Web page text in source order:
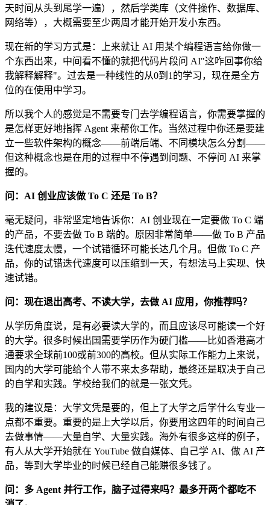
天时间从头到尾学一遍），然后学类库（文件操作、数据库、
网络等），大概需要至少两周才能开始开发小东西。
现在新的学习方式是：上来就让 AI 用某个编程语言给你做一
个东西出来，中间看不懂的就把代码片段问 AI"这咋回事你给
我解释解释"。过去是一种线性的从0到1的学习，现在是全方
位的在使用中学习。
所以我个人的感觉是不需要专门去学编程语言，你需要掌握的
是怎样更好地指挥 Agent 来帮你工作。当然过程中你还是要建
立一些软件架构的概念——前端后端、不同模块怎么分割——
但这种概念也是在用的过程中不停遇到问题、不停问 AI 来掌
握的。
问：AI 创业应该做 To C 还是 To B？
毫无疑问，非常坚定地告诉你：AI 创业现在一定要做 To C 端
的产品，不要去做 To B 端的。原因非常简单——做 To B 产品
迭代速度太慢，一个试错循环可能长达几个月。但做 To C 产
品，你的试错迭代速度可以压缩到一天，有想法马上实现、快
速试错。
问：现在退出高考、不读大学，去做 AI 应用，你推荐吗？
从学历角度说，是有必要读大学的，而且应该尽可能读一个好
的大学。很多时候出国需要学历作为硬门槛——比如香港高才
通要求全球前100或前300的高校。但从实际工作能力上来说，
国内的大学可能给个人带不来太多帮助，最终还是取决于自己
的自学和实践。学校给我们的就是一张文凭。
我的建议是：大学文凭是要的，但上了大学之后学什么专业一
点都不重要。重要的是上大学以后，你要用这四年的时间自己
去做事情——大量自学、大量实践。海外有很多这样的例子，
有人从大学开始就在 YouTube 做自媒体、自己学 AI、做 AI 产
品，等到大学毕业的时候已经自己能赚很多钱了。
问：多 Agent 并行工作，脑子过得来吗？最多开两个都吃不